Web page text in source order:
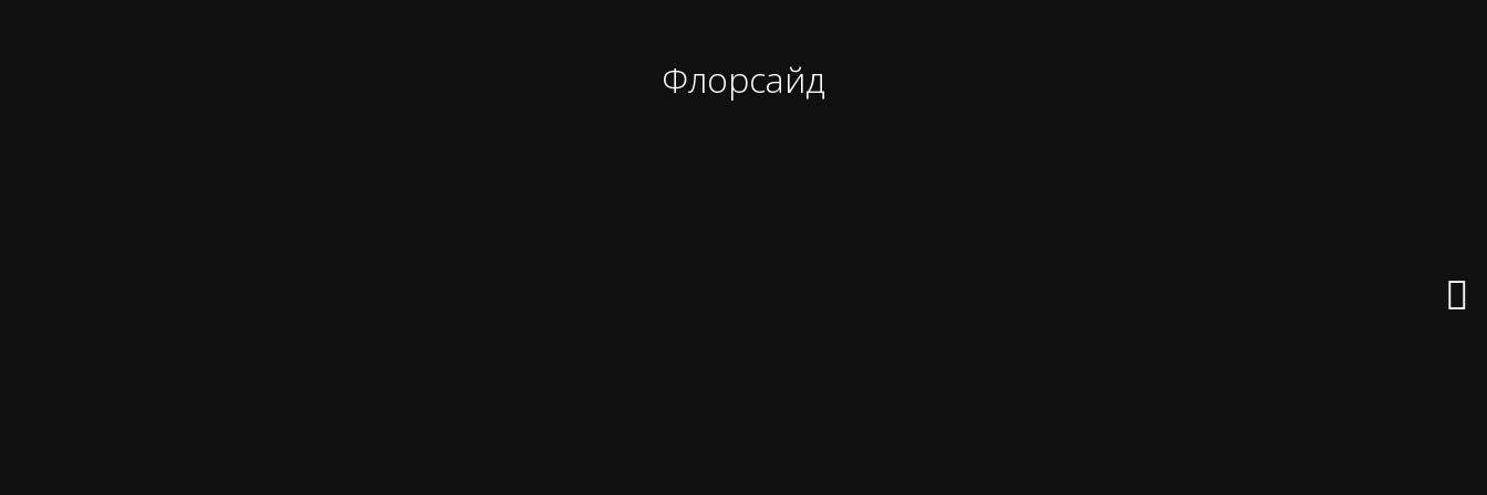
Флорсайд